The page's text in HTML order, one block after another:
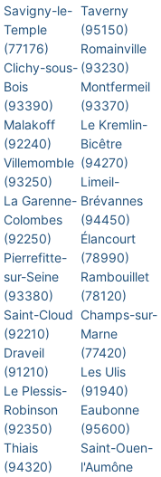
Savigny-le-
Temple
(77176)
Clichy-sous-
Bois
(93390)
Malakoff
(92240)
Villemomble
(93250)
La Garenne-
Colombes
(92250)
Pierrefitte-
sur-Seine
(93380)
Saint-Cloud
(92210)
Draveil
(91210)
Le Plessis-
Robinson
(92350)
Thiais
(94320)
Taverny
(95150)
Romainville
(93230)
Montfermeil
(93370)
Le Kremlin-
Bicêtre
(94270)
Limeil-
Brévannes
(94450)
Élancourt
(78990)
Rambouillet
(78120)
Champs-sur-
Marne
(77420)
Les Ulis
(91940)
Eaubonne
(95600)
Saint-Ouen-
l'Aumône